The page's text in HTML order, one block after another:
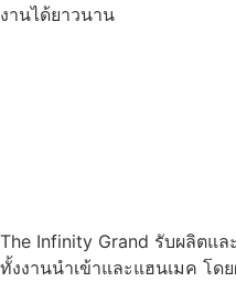
งานได้ยาวนาน
The Infinity Grand รับผลิตแล
ทั้งงานนำเข้าและแฮนเมค โ